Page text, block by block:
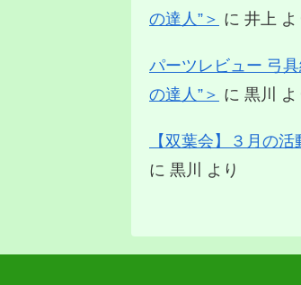
の達人”＞ に 井上 よ
パーツレビュー 弓
の達人”＞ に 黒川 よ
【双葉会】３月の
に 黒川 より